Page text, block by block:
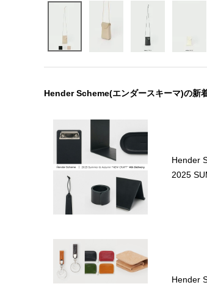
Hender Scheme(エンダースキーマ)の新
Hender
2025
Hender